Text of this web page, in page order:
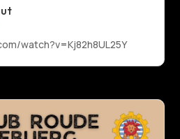
watch?v=Kj82h8UL25Y